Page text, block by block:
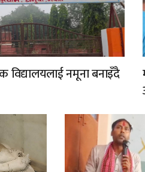
नमूना बनाइँदै